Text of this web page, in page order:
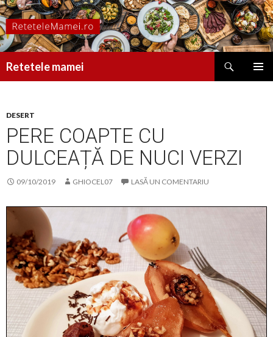
Retetele mamei
DESERT
PERE COAPTE CU
DULCEAȚĂ DE NUCI VERZI
09/10/2019 GHIOCEL07 LASĂ UN COMENTARIU